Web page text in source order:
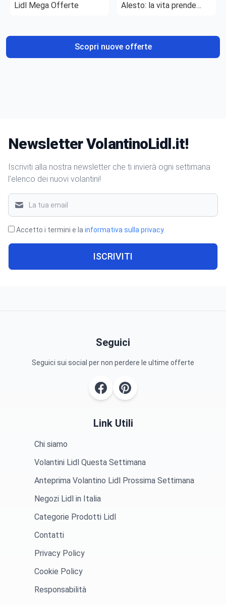
Lidl Mega Offerte
Alesto: la vita prende
Scopri nuove offerte
Newsletter VolantinoLidl.it!
Iscriviti alla nostra newsletter che ti invierà ogni settimana
l'elenco dei nuovi volantini!
Accetto i termini e lainformativa sulla privacy.
ISCRIVITI
Seguici
Seguici sui social per non perdere le ultime offerte
Link Utili
Chi siamo
Volantini Lidl Questa Settimana
Anteprima Volantino Lidl Prossima Settimana
Negozi Lidl in Italia
Categorie Prodotti Lidl
Contatti
Privacy Policy
Cookie Policy
Responsabilità